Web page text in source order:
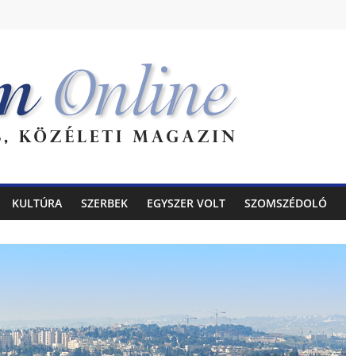
KULTÚRA SZERBEK EGYSZER VOLT SZOMSZÉDOLÓ